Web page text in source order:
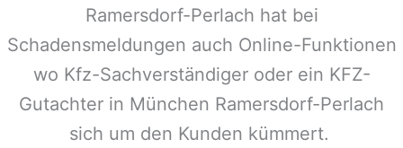
Ramersdorf-Perlach hat bei
Schadensmeldungen auch Online-Funktionen
wo Kfz-Sachverständiger oder ein KFZ-
Gutachter in München Ramersdorf-Perlach
sich um den Kunden kümmert.